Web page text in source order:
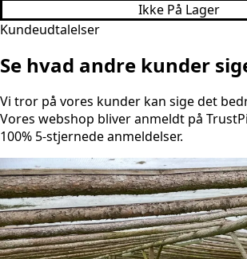
Ikke På Lager
Kundeudtalelser
Se hvad andre kunder
Vi tror på vores kunder kan sige det
Vores webshop bliver anmeldt på
100% 5-stjernede anmeldelser.